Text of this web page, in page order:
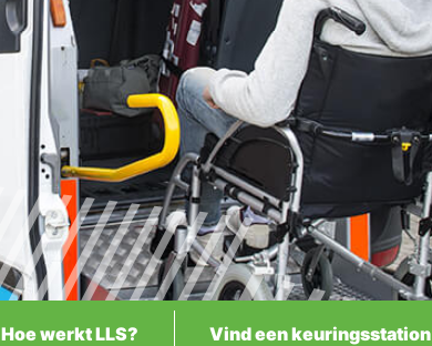
Hoe werkt LLS? Vind een keuringsstation